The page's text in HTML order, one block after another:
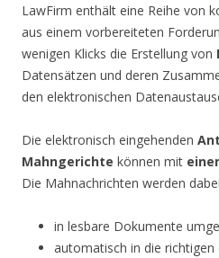
LawFirm enthält eine Reihe von
aus einem vorbereiteten
wenigen Klicks die Erstellung von
Datensätzen und deren
den elektronischen
Die elektronisch eingehenden
Mahngerichte können mit
Die Mahnachrichten werden
in lesbare Dokumente
automatisch in die